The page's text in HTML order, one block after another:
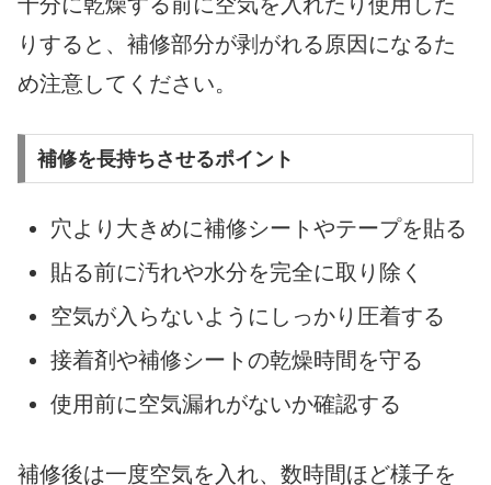
りすると、補修部分が剥がれる原因になるた
め注意してください。
補修を長持ちさせるポイント
穴より大きめに補修シートやテープを貼る
貼る前に汚れや水分を完全に取り除く
空気が入らないようにしっかり圧着する
接着剤や補修シートの乾燥時間を守る
使用前に空気漏れがないか確認する
補修後は一度空気を入れ、数時間ほど様子を